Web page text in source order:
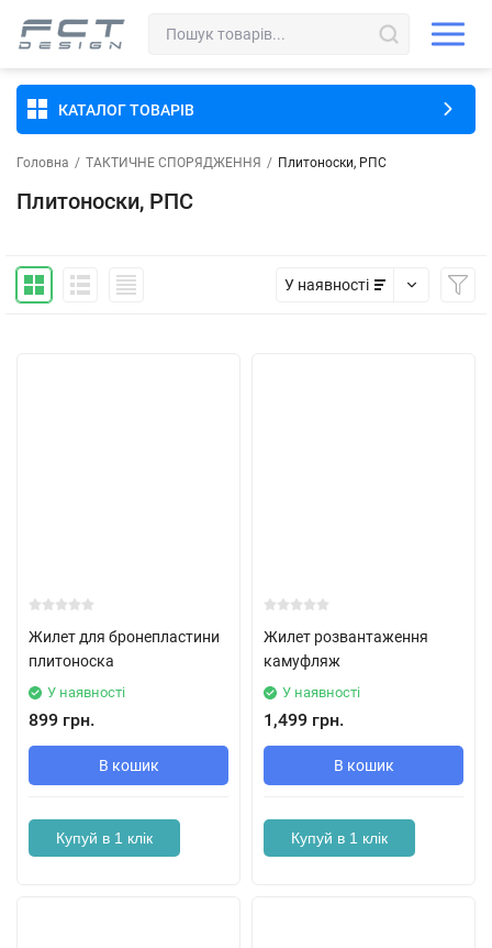
КАТАЛОГ ТОВАРІВ
Головна / ТАКТИЧНЕ СПОРЯДЖЕННЯ / Плитоноски, РПС
Плитоноски, РПС
У наявності
Жилет для бронепластини
плитоноска
У наявності
899 грн.
В кошик
Купуй в 1 клік
Жилет розвантаження
камуфляж
У наявності
1,499 грн.
В кошик
Купуй в 1 клік